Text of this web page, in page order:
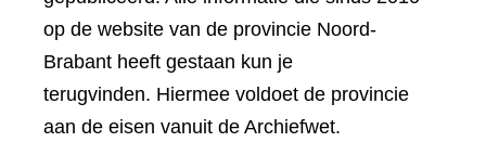
op de website van de provincie Noord-
Brabant heeft gestaan kun je
terugvinden. Hiermee voldoet de provincie
aan de eisen vanuit de Archiefwet.